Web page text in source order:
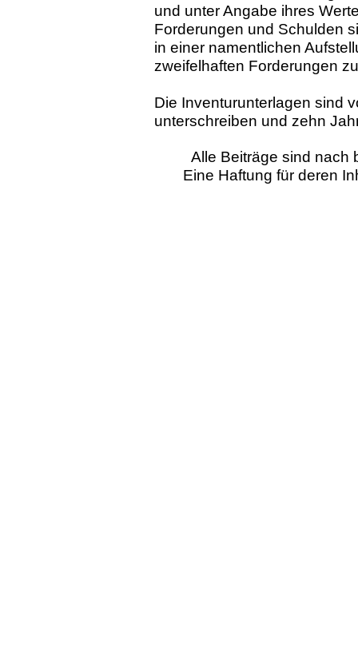
und unter Angabe ihres
Forderungen und Schulden
in einer namentlichen
zweifelhaften Forderungen
Die Inventurunterlagen sind
unterschreiben und zehn
Alle Beiträge sind nach
Eine Haftung für deren